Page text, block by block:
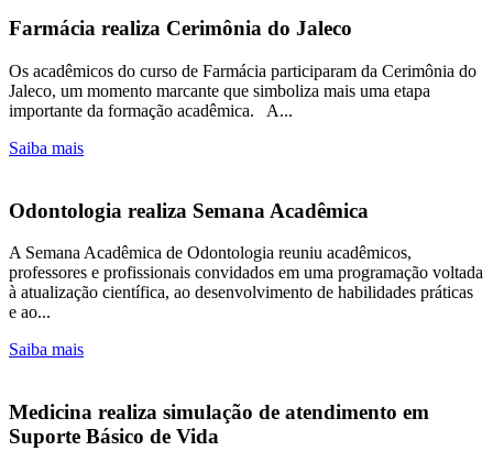
Farmácia realiza Cerimônia do Jaleco
Os acadêmicos do curso de Farmácia participaram da Cerimônia do
Jaleco, um momento marcante que simboliza mais uma etapa
importante da formação acadêmica. A...
Saiba mais
Odontologia realiza Semana Acadêmica
A Semana Acadêmica de Odontologia reuniu acadêmicos,
professores e profissionais convidados em uma programação voltada
à atualização científica, ao desenvolvimento de habilidades práticas
e ao...
Saiba mais
Medicina realiza simulação de atendimento em
Suporte Básico de Vida